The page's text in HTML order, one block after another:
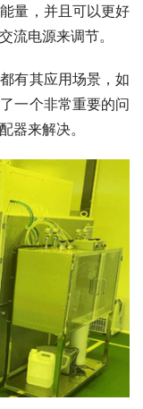
量，并且可以更好
流电源来调节。
有其应用场景，如
一个非常重要的问
器来解决。